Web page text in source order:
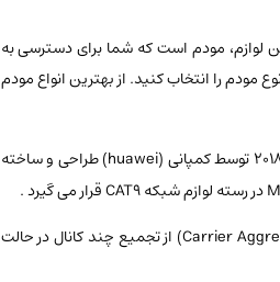
لوازم، مودم است که شما برای دسترسی به
مودم را انتخاب کنید. از بهترین انواع مودم
یکی از تازه ترین مدل‌های مودم ساخت شده برند هوآوی است. این مدل مودم هوآوی در سال 2018 توسط کمپانی (huawei) طراحی و ساخته
این مودم که با عنوان اختصاری HWS32 MWA کمپانی هواوی و یا L01 s کمپانی au هم شناخته‌ می شود با بکارگیری از تجمیع فرکانسی (Carrier Aggregation) از تجمیع چند کانال‌ در حالت